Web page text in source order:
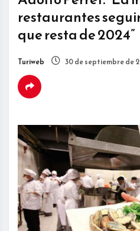
restaurantes
que resta de 2024”
Turiweb 30 de septiembre de